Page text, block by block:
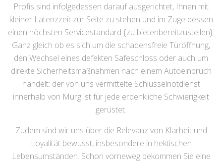
Profis sind infolgedessen darauf ausgerichtet, Ihnen mit
kleiner Latenzzeit zur Seite zu stehen und im Zuge dessen
einen höchsten Servicestandard {zu bietenbereitzustellen}.
Ganz gleich ob es sich um die schadensfreie Türöffnung,
den Wechsel eines defekten Safeschloss oder auch um
direkte Sicherheitsmaßnahmen nach einem Autoeinbruch
handelt: der von uns vermittelte Schlüsselnotdienst
innerhalb von Murg ist für jede erdenkliche Schwierigkeit
gerüstet.
Zudem sind wir uns über die Relevanz von Klarheit und
Loyalität bewusst, insbesondere in hektischen
Lebensumständen. Schon vorneweg bekommen Sie eine